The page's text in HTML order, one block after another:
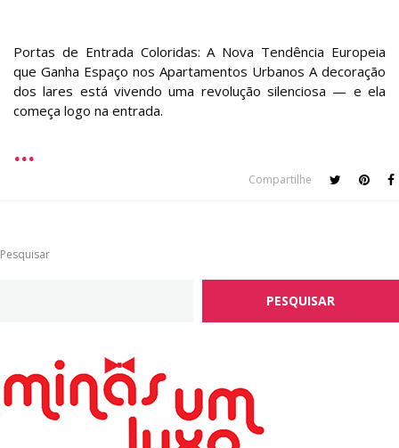
Portas de Entrada Coloridas: A Nova Tendência Europeia
que Ganha Espaço nos Apartamentos Urbanos A decoração
dos lares está vivendo uma revolução silenciosa — e ela
começa logo na entrada.
Compartilhe
Pesquisar
PESQUISAR